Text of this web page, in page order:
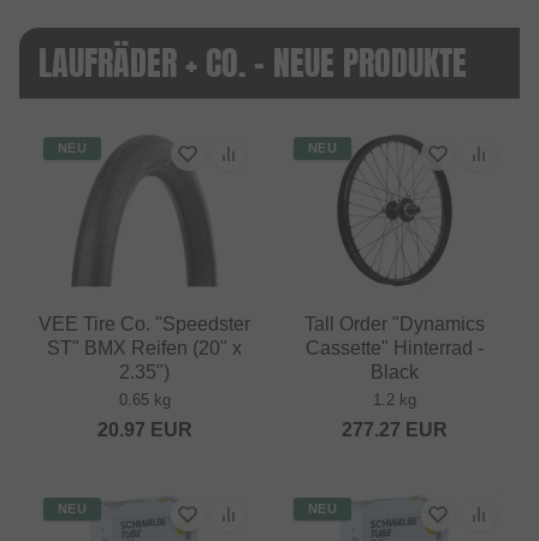
LAUFRÄDER + CO. - NEUE PRODUKTE
NEU
VEE Tire Co. "Speedster
ST" BMX Reifen (20" x
2.35")
0.65 kg
20.97 EUR
NEU
Tall Order "Dynamics
Cassette" Hinterrad -
Black
1.2 kg
277.27 EUR
NEU NEU